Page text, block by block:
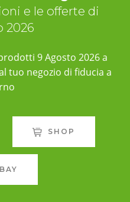
e le offerte di
2026
9 Agosto 2026 a
tuo negozio di fiducia a
SHOP